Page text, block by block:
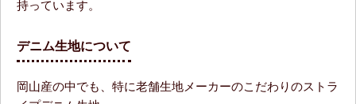
持っています。
デニム生地について
岡山産の中でも、特に老舗生地メーカーのこだわりのストラ